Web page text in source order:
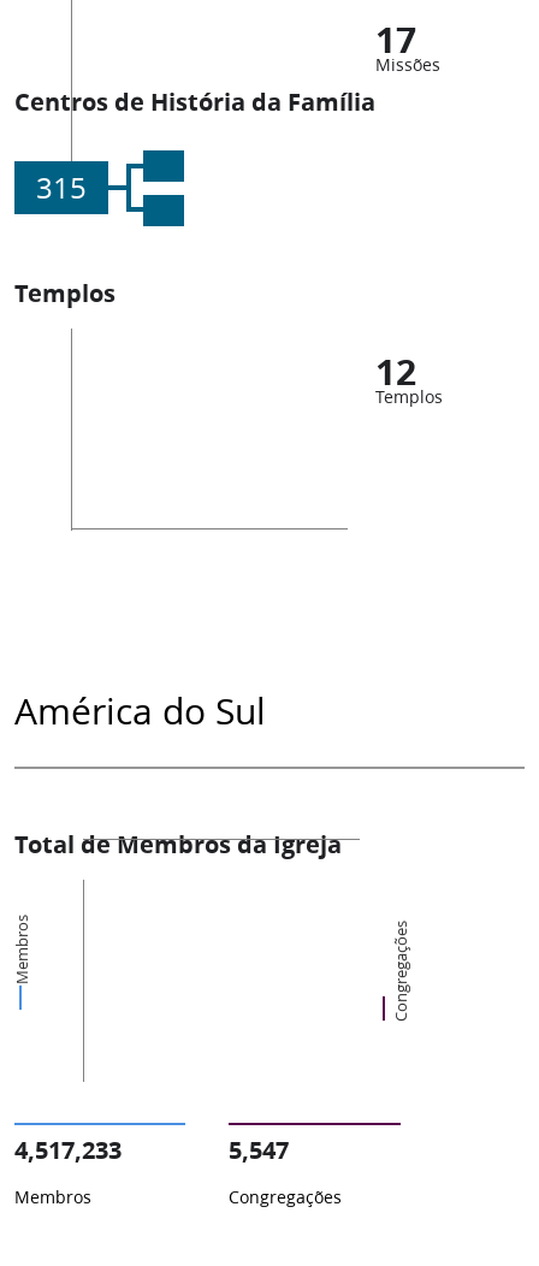
17
Missões
Centros de História da Família
315
Templos
12
Templos
América do Sul
Total de Membros da Igreja
Membros Congregações
4,517,233
Membros
5,547
Congregações